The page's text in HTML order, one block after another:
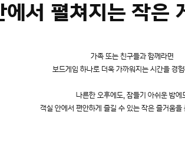
에서 펼쳐지는 작은
가족 또는 친구들과 함께라면
보드게임 하나로 더욱 가까워지는 시간을 경
나른한 오후에도, 잠들기 아쉬운 밤에
객실 안에서 편안하게 즐길 수 있는 작은 즐거움을